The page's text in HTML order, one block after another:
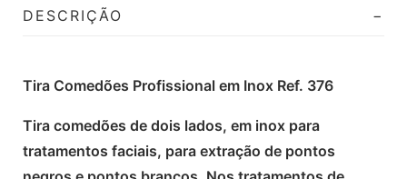
DESCRIÇÃO
Tira Comedões Profissional em Inox Ref. 376
Tira comedões de dois lados, em inox para
tratamentos faciais, para extração de pontos